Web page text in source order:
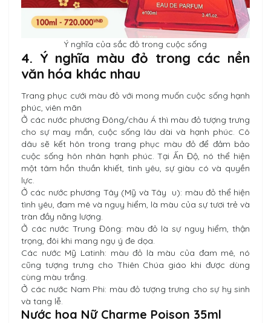
Ý nghĩa của sắc đỏ trong cuộc sống
4. Ý nghĩa màu đỏ trong các nền
văn hóa khác nhau
Trang phục cưới màu đỏ với mong muốn cuộc sống hạnh
phúc, viên mãn
Ở các nước phương Đông/châu Á thì màu đỏ tượng trưng
cho sự may mắn, cuộc sống lâu dài và hạnh phúc. Cô
dâu sẽ kết hôn trong trang phục màu đỏ để đảm bảo
cuộc sống hôn nhân hạnh phúc. Tại Ấn Độ, nó thể hiện
một tâm hồn thuần khiết, tình yêu, sự giàu có và quyền
lực.
Ở các nước phương Tây (Mỹ và Tây u): màu đỏ thể hiện
tình yêu, đam mê và nguy hiểm, là màu của sự tươi trẻ và
tràn đầy năng lượng.
Ở các nước Trung Đông: màu đỏ là sự nguy hiểm, thận
trọng, đôi khi mang ngụ ý đe dọa.
Các nước Mỹ Latinh: màu đỏ là màu của đam mê, nó
cũng tượng trưng cho Thiên Chúa giáo khi được dùng
cùng màu trắng.
Ở các nước Nam Phi: màu đỏ tượng trưng cho sự hy sinh
và tang lễ.
Nước hoa Nữ Charme Poison 35ml